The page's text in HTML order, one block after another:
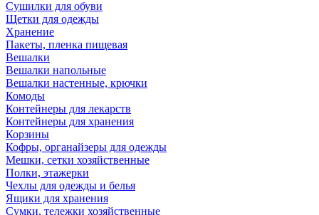
Сушилки для обуви
Щетки для одежды
Хранение
Пакеты, пленка пищевая
Вешалки
Вешалки напольные
Вешалки настенные, крючки
Комоды
Контейнеры для лекарств
Контейнеры для хранения
Корзины
Кофры, органайзеры для одежды
Мешки, сетки хозяйственные
Полки, этажерки
Чехлы для одежды и белья
Ящики для хранения
Сумки, тележки хозяйственные